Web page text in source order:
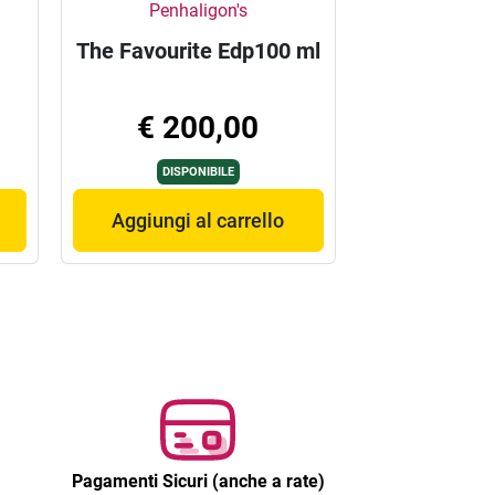
Penhaligon's
The Favourite Edp100 ml
€ 200,00
DISPONIBILE
Aggiungi al carrello
Pagamenti Sicuri (anche a rate)